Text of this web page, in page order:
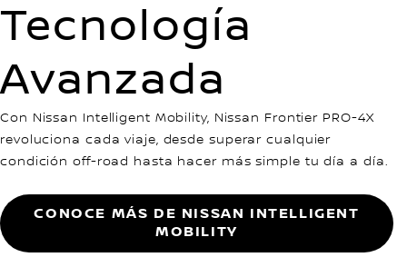
Tecnología
Avanzada
Con Nissan Intelligent Mobility, Nissan Frontier PRO-4X
revoluciona cada viaje, desde superar cualquier
condición off-road hasta hacer más simple tu día a día.
CONOCE MÁS DE NISSAN INTELLIGENT
MOBILITY